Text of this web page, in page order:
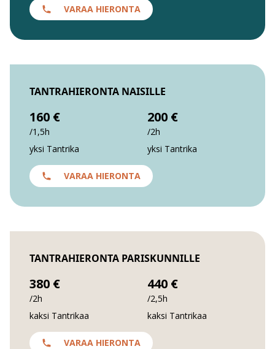
VARAA HIERONTA
TANTRAHIERONTA NAISILLE
160 €
/1,5h
yksi Tantrika
200 €
/2h
yksi Tantrika
VARAA HIERONTA
TANTRAHIERONTA PARISKUNNILLE
380 €
/2h
kaksi Tantrikaa
440 €
/2,5h
kaksi Tantrikaa
VARAA HIERONTA